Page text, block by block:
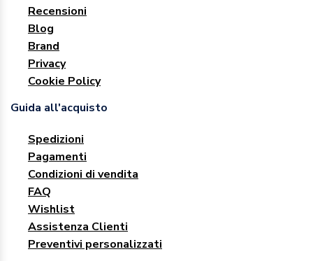
Recensioni
Blog
Brand
Privacy
Cookie Policy
Guida all'acquisto
Spedizioni
Pagamenti
Condizioni di vendita
FAQ
Wishlist
Assistenza Clienti
Preventivi personalizzati